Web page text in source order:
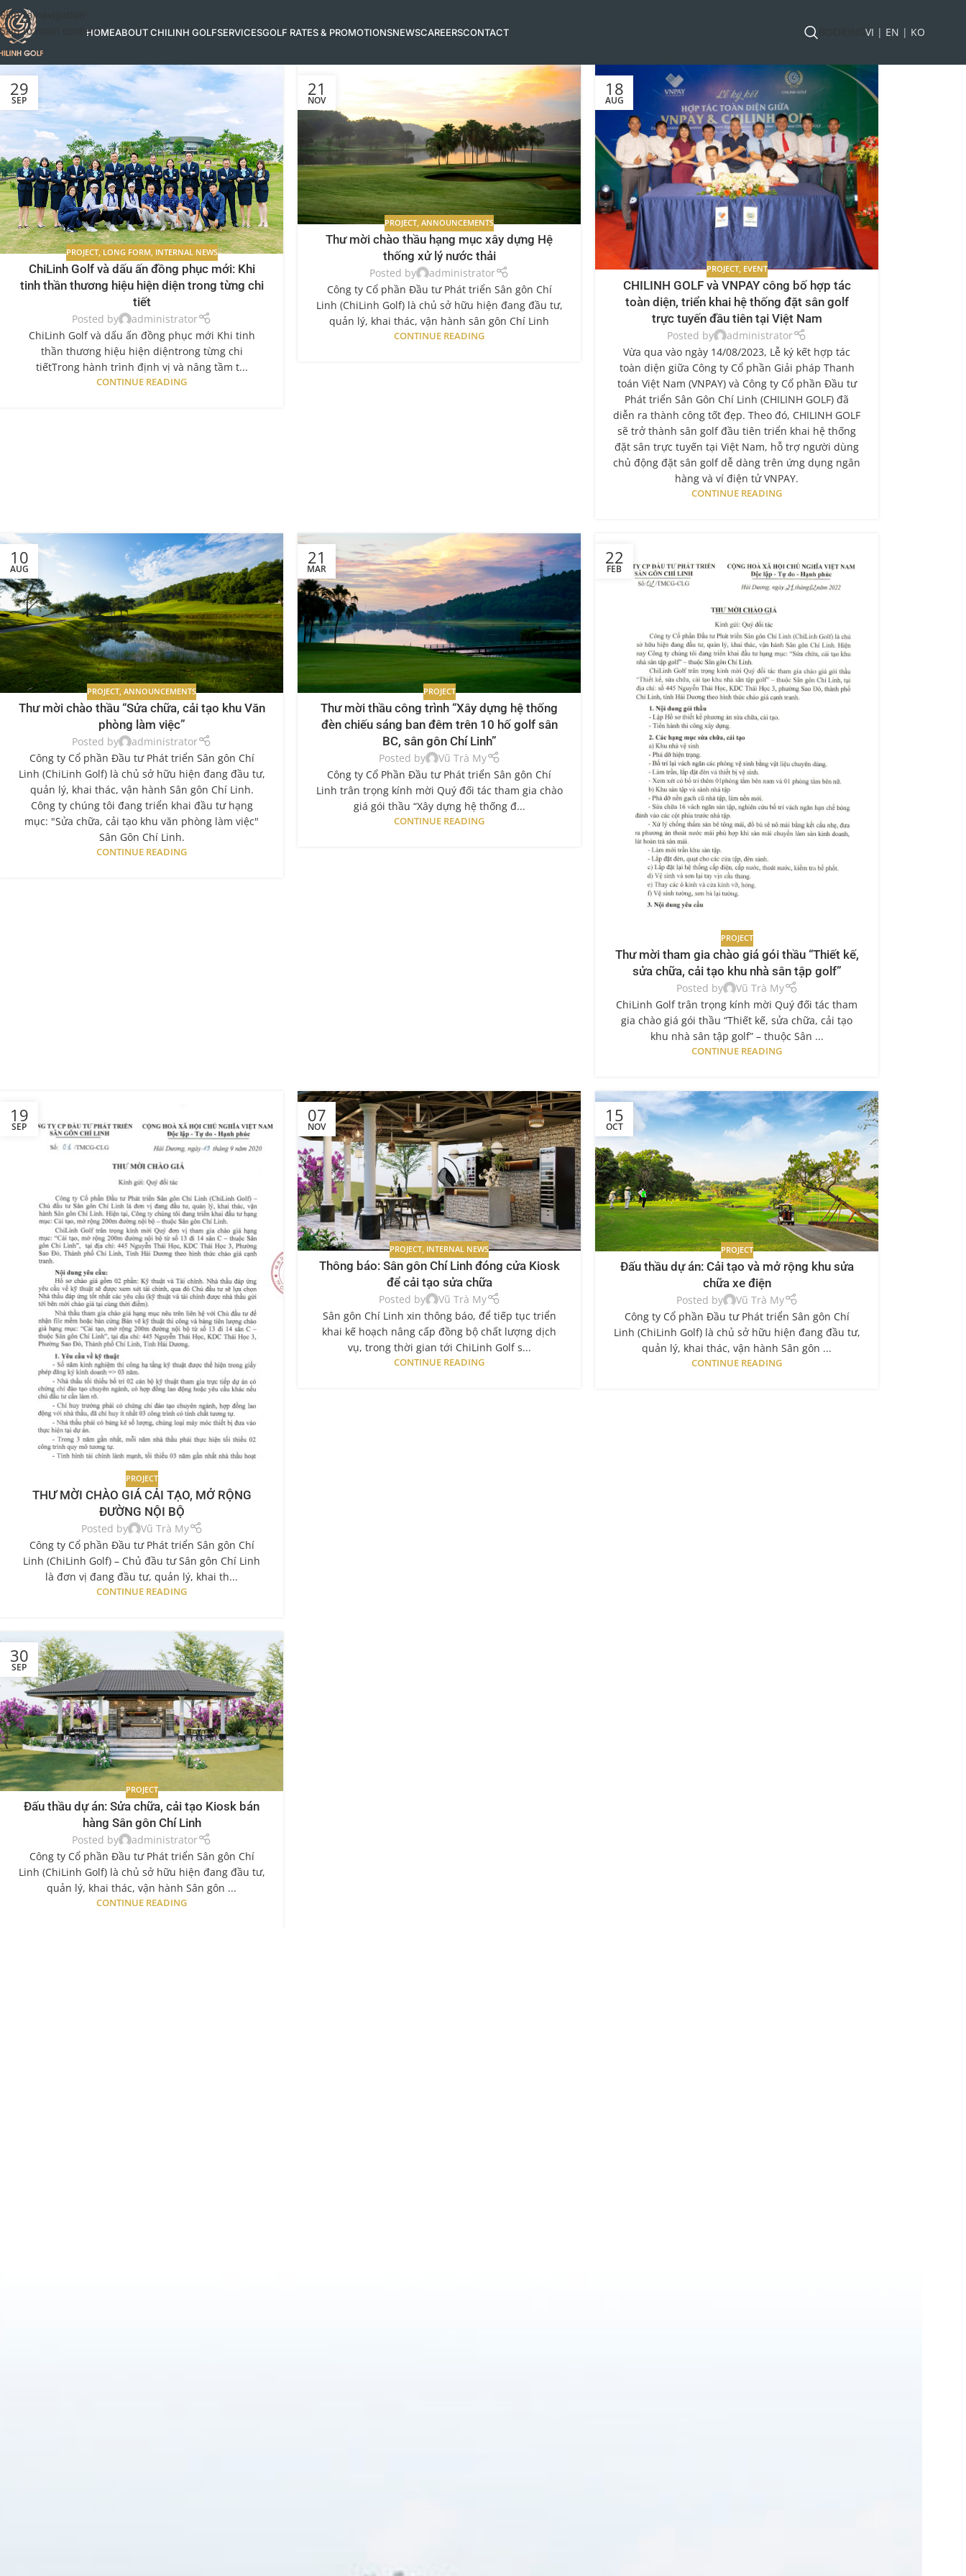
Skip to navigation
Skip to main contentHOMEABOUT CHILINH GOLFSERVICESGOLF RATES & PROMOTIONSNEWSCAREERSCONTACT VI | EN | KO
29
SEP
PROJECT, LONG FORM, INTERNAL NEWS
ChiLinh Golf và dấu ấn đồng phục mới: Khi
tinh thần thương hiệu hiện diện trong từng chi
tiết
Posted by
administrator
ChiLinh Golf và dấu ấn đồng phục mới Khi tinh
thần thương hiệu hiện diệntrong từng chi
tiếtTrong hành trình định vị và nâng tầm t...
CONTINUE READING
21
NOV
PROJECT, ANNOUNCEMENTS
Thư mời chào thầu hạng mục xây dựng Hệ
thống xử lý nước thải
Posted by
administrator
Công ty Cổ phần Đầu tư Phát triển Sân gôn Chí
Linh (ChiLinh Golf) là chủ sở hữu hiện đang đầu tư,
quản lý, khai thác, vận hành sân gôn Chí Linh
CONTINUE READING
18
AUG
PROJECT, EVENT
CHILINH GOLF và VNPAY công bố hợp tác
toàn diện, triển khai hệ thống đặt sân golf
trực tuyến đầu tiên tại Việt Nam
Posted by
administrator
Vừa qua vào ngày 14/08/2023, Lễ ký kết hợp tác
toàn diện giữa Công ty Cổ phần Giải pháp Thanh
toán Việt Nam (VNPAY) và Công ty Cổ phần Đầu tư
Phát triển Sân Gôn Chí Linh (CHILINH GOLF) đã
diễn ra thành công tốt đẹp. Theo đó, CHILINH GOLF
sẽ trở thành sân golf đầu tiên triển khai hệ thống
đặt sân trực tuyến tại Việt Nam, hỗ trợ người dùng
chủ động đặt sân golf dễ dàng trên ứng dụng ngân
hàng và ví điện tử VNPAY.
CONTINUE READING
10
AUG
PROJECT, ANNOUNCEMENTS
Thư mời chào thầu “Sửa chữa, cải tạo khu Văn
phòng làm việc”
Posted by
administrator
Công ty Cổ phần Đầu tư Phát triển Sân gôn Chí
Linh (ChiLinh Golf) là chủ sở hữu hiện đang đầu tư,
quản lý, khai thác, vận hành Sân gôn Chí Linh.
Công ty chúng tôi đang triển khai đầu tư hạng
mục: "Sửa chữa, cải tạo khu văn phòng làm việc"
Sân Gôn Chí Linh.
CONTINUE READING
21
MAR
PROJECT
Thư mời thầu công trình “Xây dựng hệ thống
đèn chiếu sáng ban đêm trên 10 hố golf sân
BC, sân gôn Chí Linh”
Posted by
Vũ Trà My
Công ty Cổ Phần Đầu tư Phát triển Sân gôn Chí
Linh trân trọng kính mời Quý đối tác tham gia chào
giá gói thầu “Xây dựng hệ thống đ...
CONTINUE READING
22
FEB
PROJECT
Thư mời tham gia chào giá gói thầu “Thiết kế,
sửa chữa, cải tạo khu nhà sân tập golf”
Posted by
Vũ Trà My
ChiLinh Golf trân trọng kính mời Quý đối tác tham
gia chào giá gói thầu “Thiết kế, sửa chữa, cải tạo
khu nhà sân tập golf” – thuộc Sân ...
CONTINUE READING
19
SEP
PROJECT
THƯ MỜI CHÀO GIÁ CẢI TẠO, MỞ RỘNG
ĐƯỜNG NỘI BỘ
Posted by
Vũ Trà My
Công ty Cổ phần Đầu tư Phát triển Sân gôn Chí
Linh (ChiLinh Golf) – Chủ đầu tư Sân gôn Chí Linh
là đơn vị đang đầu tư, quản lý, khai th...
CONTINUE READING
07
NOV
PROJECT, INTERNAL NEWS
Thông báo: Sân gôn Chí Linh đóng cửa Kiosk
để cải tạo sửa chữa
Posted by
Vũ Trà My
Sân gôn Chí Linh xin thông báo, để tiếp tục triển
khai kế hoạch nâng cấp đồng bộ chất lượng dịch
vụ, trong thời gian tới ChiLinh Golf s...
CONTINUE READING
15
OCT
PROJECT
Đấu thầu dự án: Cải tạo và mở rộng khu sửa
chữa xe điện
Posted by
Vũ Trà My
Công ty Cổ phần Đầu tư Phát triển Sân gôn Chí
Linh (ChiLinh Golf) là chủ sở hữu hiện đang đầu tư,
quản lý, khai thác, vận hành Sân gôn ...
CONTINUE READING
30
SEP
PROJECT
Đấu thầu dự án: Sửa chữa, cải tạo Kiosk bán
hàng Sân gôn Chí Linh
Posted by
administrator
Công ty Cổ phần Đầu tư Phát triển Sân gôn Chí
Linh (ChiLinh Golf) là chủ sở hữu hiện đang đầu tư,
quản lý, khai thác, vận hành Sân gôn ...
CONTINUE READING